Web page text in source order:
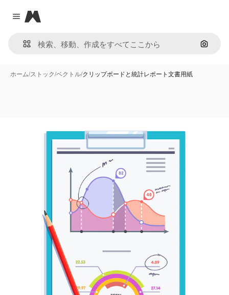
Close menu
Magnific
画像で
ホーム/ストック/ベクトル/クリップボードと統計レポート文書用紙